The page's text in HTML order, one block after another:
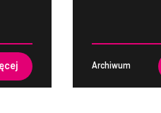
Archiwum